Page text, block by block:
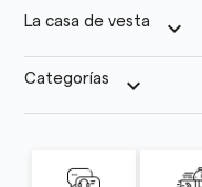
La casa de vesta keyboard_arrow_down
Categorías keyboard_arrow_down